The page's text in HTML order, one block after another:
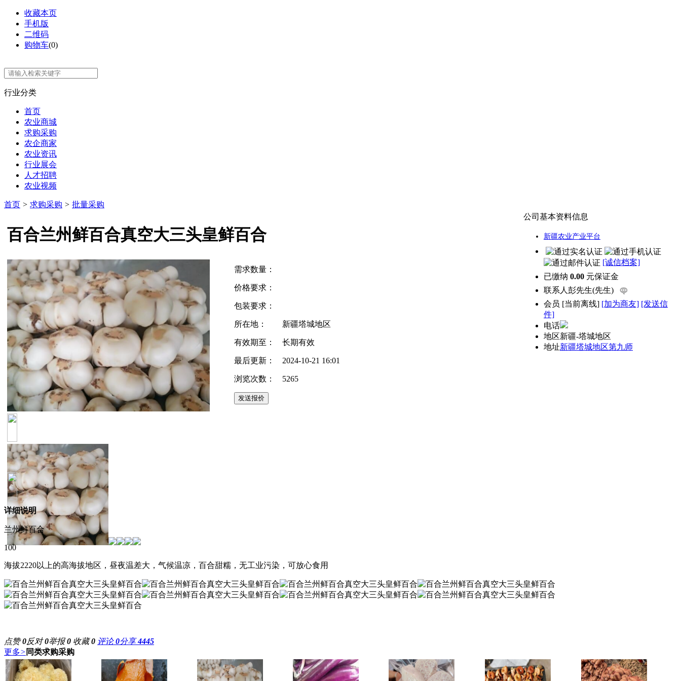
收藏本页
手机版
二维码
购物车(0)
行业分类
首页
农业商城
求购采购
农企商家
农业资讯
行业展会
人才招聘
农业视频
首页 > 求购采购 > 批量采购
百合兰州鲜百合真空大三头皇鲜百合
需求数量：
价格要求：
包装要求：
所在地： 新疆塔城地区
有效期至： 长期有效
最后更新： 2024-10-21 16:01
浏览次数： 5265
公司基本资料信息
新疆农业产业平台
[诚信档案]
已缴纳 0.00 元保证金
联系人 彭先生(先生)
会员 [当前离线] [加为商友] [发送信
件]
电话
地区新疆-塔城地区
地址新疆塔城地区第九师
详细说明
兰州鲜百合
100
海拔2220以上的高海拔地区，昼夜温差大，气候温凉，百合甜糯，无工业污染，可放心食用
点赞0反对0举报0 收藏0 评论0分享4445
更多> 同类求购采购